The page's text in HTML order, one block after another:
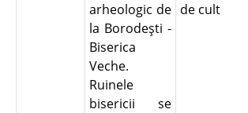
arheologic de
la Borodeşti -
Biserica
Veche.
Ruinele
bisericii se
de cult